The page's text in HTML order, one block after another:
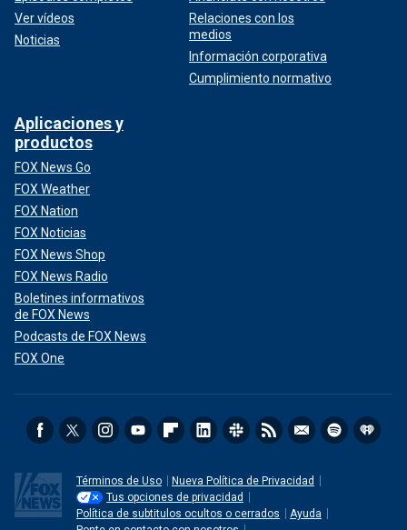
Ver vídeos
Noticias
Relaciones con los
medios
Información corporativa
Cumplimiento normativo
Aplicaciones y
productos
FOX News Go
FOX Weather
FOX Nation
FOX Noticias
FOX News Shop
FOX News Radio
Boletines informativos
de FOX News
Podcasts de FOX News
FOX One
Términos de Uso
Nueva Política de Privacidad
Tus opciones de privacidad
Política de subtitulos ocultos o cerrados
Ayuda